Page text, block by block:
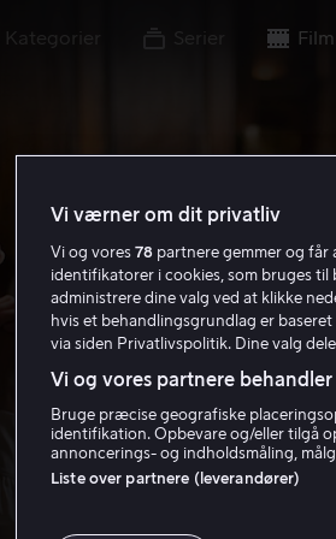
Kategorier Serier Film
Vi værner om dit privatliv
Vi og vores 78 partnere gemmer og får
identifikatorer i cookies, som bruges
administrere dine valg ved at klikke
hvis et behandlingsgrundlag er
via siden Privatlivspolitik. Dine valg
Vi og vores partnere
Bruge præcise geografiske
identifikation. Opbevare og/eller tilgå
annoncerings- og indholdsmåling,
Liste over partnere (leverandører)